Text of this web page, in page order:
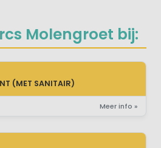
Molengroet bij:
SANITAIR)
(MET SANITAIR)
Meer info »